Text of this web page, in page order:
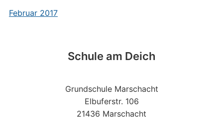
Februar 2017
Schule am Deich
Grundschule Marschacht
Elbuferstr. 106
21436 Marschacht